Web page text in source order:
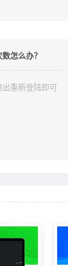
怎么办？
重新登陆即可